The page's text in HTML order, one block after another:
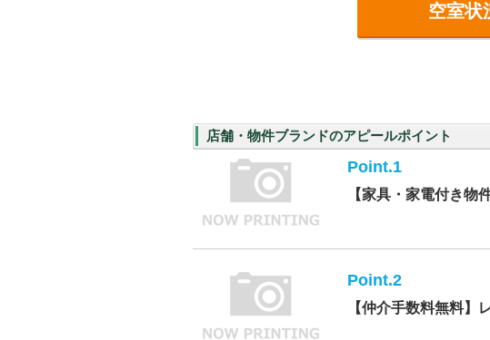
空室状
店舗・物件ブランドのアピールポイント
Point.1
【家具・家電付き物
Point.2
【仲介手数料無料】